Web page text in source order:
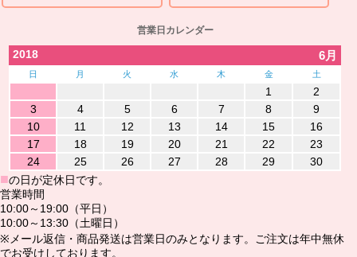
営業日カレンダー
2018 6月
日 月 火 水 木 金 土
1
2
3
4 5 6 7 8
9
10
11 12 13 14 15
16
17
18 19 20 21 22
23
24
25 26 27 28 29 30
■の日が定休日です。
営業時間
10:00～19:00（平日）
10:00～13:30（土曜日）
※メール返信・商品発送は営業日のみとなります。ご注文は年中無休
でお受けしております。